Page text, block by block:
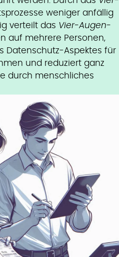
weniger anfällig
verteilt das Vier-Augen-
auf mehrere Personen,
Datenschutz-Aspektes für
und reduziert ganz
durch menschliches